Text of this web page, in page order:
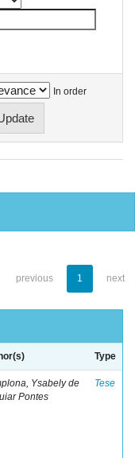
In order
previous 1 next
Type
Ysabely de
Pontes
Tese